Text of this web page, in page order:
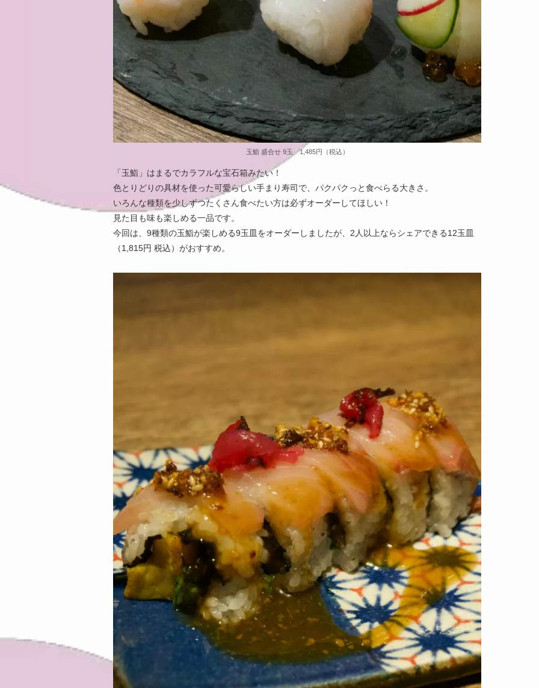
玉鮨 盛合せ 9玉 1,485円（税込）
「玉鮨」はまるでカラフルな宝石箱みたい！
色とりどりの具材を使った可愛らしい手まり寿司で、パクパクっと食べらる大きさ。
いろんな種類を少しずつたくさん食べたい方は必ずオーダーしてほしい！
見た目も味も楽しめる一品です。
今回は、9種類の玉鮨が楽しめる9玉皿をオーダーしましたが、2人以上ならシェアできる12玉皿
（1,815円 税込）がおすすめ。